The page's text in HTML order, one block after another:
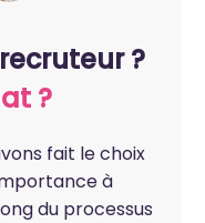
?
?
fait le choix
à
du processus